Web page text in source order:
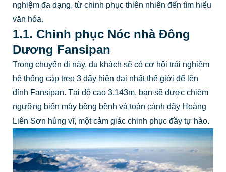
nghiệm đa dạng, từ chinh phục thiên nhiên đến tìm hiểu
văn hóa.
1.1. Chinh phục Nóc nhà Đông
Dương Fansipan
Trong chuyến đi này, du khách sẽ có cơ hội trải nghiệm
hệ thống cáp treo 3 dây hiện đại nhất thế giới để lên
đỉnh Fansipan. Tại độ cao 3.143m, bạn sẽ được chiêm
ngưỡng biển mây bồng bềnh và toàn cảnh dãy Hoàng
Liên Sơn hùng vĩ, một cảm giác chinh phục đầy tự hào.